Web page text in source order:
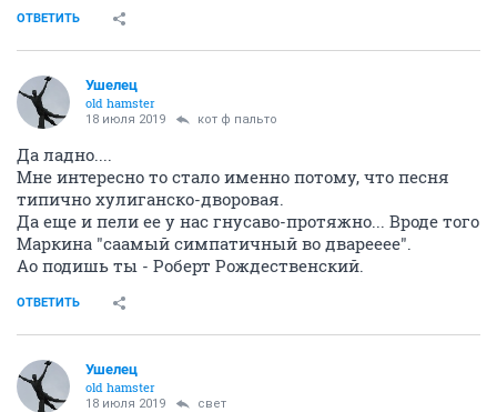
ОТВЕТИТЬ
Ушелец
old hamster
18 июля 2019 кот ф пальто
Да ладно....
Мне интересно то стало именно потому, что песня
типично хулиганско-дворовая.
Да еще и пели ее у нас гнусаво-протяжно... Вроде того
Маркина "саамый симпатичный во дварееее".
Ао подишь ты - Роберт Рождественский.
ОТВЕТИТЬ
Ушелец
old hamster
18 июля 2019 свет